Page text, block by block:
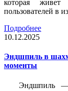
которая
пользователей в
Подробнее
10.12.2025
Эндшпиль в
моменты
Эндшпиль —